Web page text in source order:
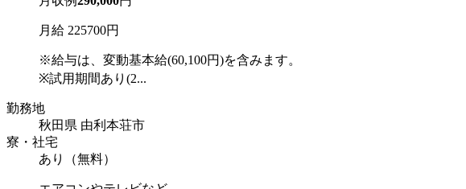
月給 225700円
※給与は、変動基本給(60,100円)を含みます。
※試用期間あり(2...
勤務地
秋田県 由利本荘市
寮・社宅
あり（無料）